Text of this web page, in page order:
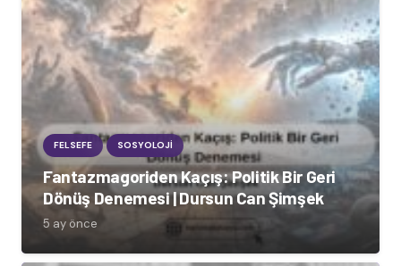
FELSEFE SOSYOLOJI
Fantazmagoriden Kaçış: Politik Bir Geri
Dönüş Denemesi | Dursun Can Şimşek
5 ay önce